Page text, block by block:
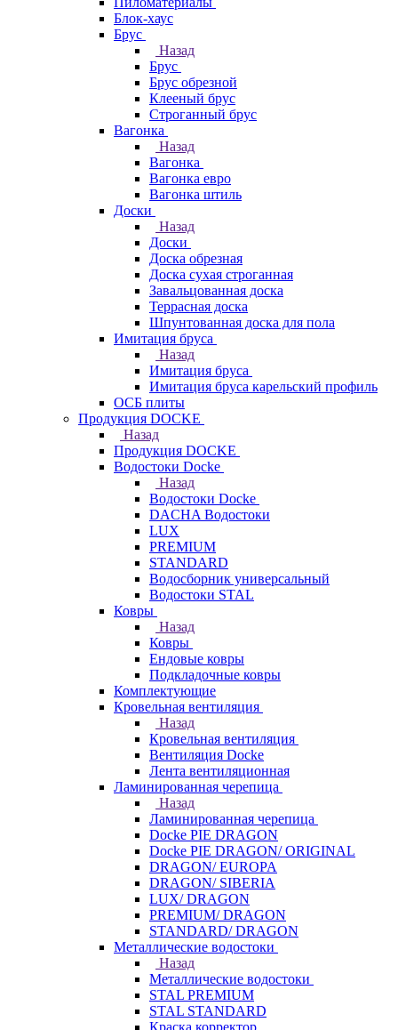
Блок-хаус
Брус
Назад
Брус
Брус обрезной
Клееный брус
Строганный брус
Вагонка
Назад
Вагонка
Вагонка евро
Вагонка штиль
Доски
Назад
Доски
Доска обрезная
Доска сухая строганная
Завальцованная доска
Террасная доска
Шпунтованная доска для пола
Имитация бруса
Назад
Имитация бруса
Имитация бруса карельский профиль
ОСБ плиты
Продукция DOCKE
Назад
Продукция DOCKE
Водостоки Docke
Назад
Водостоки Docke
DACHA Водостоки
LUX
PREMIUM
STANDARD
Водосборник универсальный
Водостоки STAL
Ковры
Назад
Ковры
Ендовые ковры
Подкладочные ковры
Комплектующие
Кровельная вентиляция
Назад
Кровельная вентиляция
Вентиляция Docke
Лента вентиляционная
Ламинированная черепица
Назад
Ламинированная черепица
Docke PIE DRAGON
Docke PIE DRAGON/ ORIGINAL
DRAGON/ EUROPA
DRAGON/ SIBERIA
LUX/ DRAGON
PREMIUM/ DRAGON
STANDARD/ DRAGON
Металлические водостоки
Назад
Металлические водостоки
STAL PREMIUM
STAL STANDARD
Краска корректор